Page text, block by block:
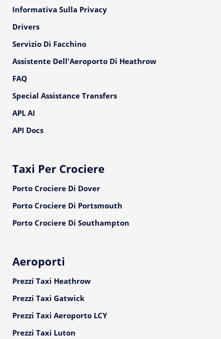
Informativa Sulla Privacy
Drivers
Servizio Di Facchino
Assistente Dell'Aeroporto Di Heathrow
FAQ
Special Assistance Transfers
APL AI
API Docs
Taxi Per Crociere
Porto Crociere Di Dover
Porto Crociere Di Portsmouth
Porto Crociere Di Southampton
Aeroporti
Prezzi Taxi Heathrow
Prezzi Taxi Gatwick
Prezzi Taxi Aeroporto LCY
Prezzi Taxi Luton